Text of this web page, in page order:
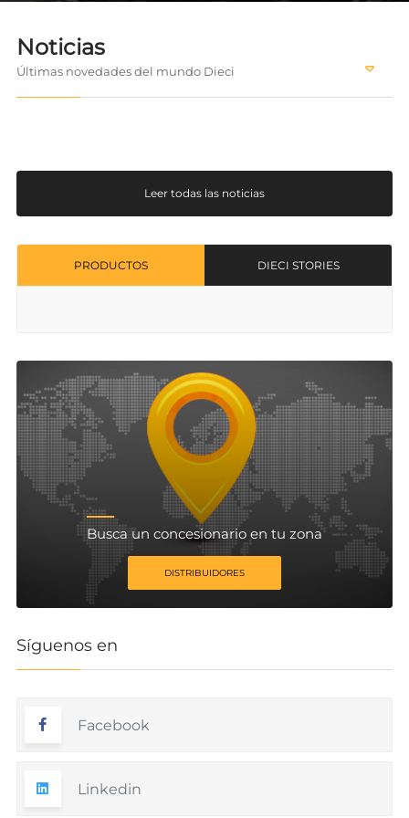
Noticias
Últimas novedades del mundo Dieci
Leer todas las noticias
PRODUCTOS DIECI STORIES
Busca un concesionario en tu zona
DISTRIBUIDORES
Síguenos en
Facebook
Linkedin